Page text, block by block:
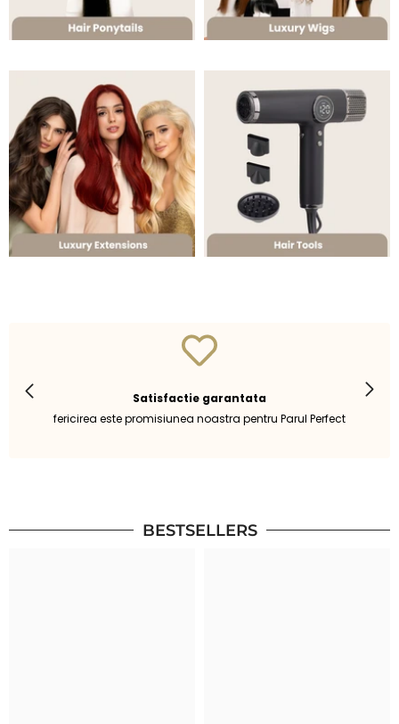
Satisfactie garantata
fericirea este promisiunea noastra pentru Parul Perfect
BESTSELLERS